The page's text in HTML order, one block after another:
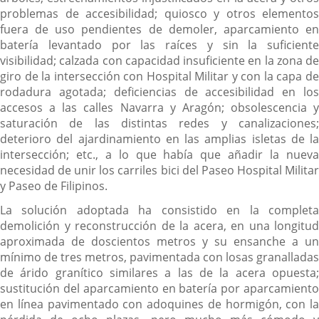
problemas de accesibilidad; quiosco y otros elementos
fuera de uso pendientes de demoler, aparcamiento en
batería levantado por las raíces y sin la suficiente
visibilidad; calzada con capacidad insuficiente en la zona de
giro de la intersección con Hospital Militar y con la capa de
rodadura agotada; deficiencias de accesibilidad en los
accesos a las calles Navarra y Aragón; obsolescencia y
saturación de las distintas redes y canalizaciones;
deterioro del ajardinamiento en las amplias isletas de la
intersección; etc., a lo que había que añadir la nueva
necesidad de unir los carriles bici del Paseo Hospital Militar
y Paseo de Filipinos.
La solución adoptada ha consistido en la completa
demolición y reconstrucción de la acera, en una longitud
aproximada de doscientos metros y su ensanche a un
mínimo de tres metros, pavimentada con losas granalladas
de árido granítico similares a las de la acera opuesta;
sustitución del aparcamiento en batería por aparcamiento
en línea pavimentado con adoquines de hormigón, con la